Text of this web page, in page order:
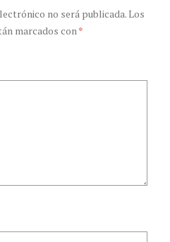
despenalización del
no será publicada.Los
marcados con*